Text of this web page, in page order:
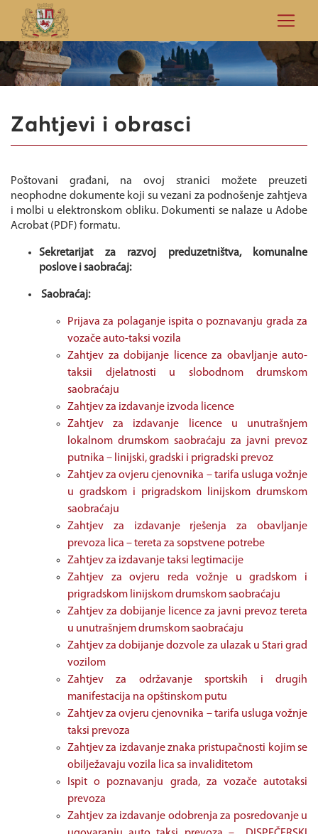
Zahtjevi i obrasci
Poštovani građani, na ovoj stranici možete preuzeti
neophodne dokumente koji su vezani za podnošenje zahtjeva
i molbi u elektronskom obliku. Dokumenti se nalaze u Adobe
Acrobat (PDF) formatu.
Sekretarijat za razvoj preduzetništva, komunalne
poslove i saobraćaj:
Saobraćaj:
Prijava za polaganje ispita o poznavanju grada za
vozače auto-taksi vozila
Zahtjev za dobijanje licence za obavljanje auto-
taksii djelatnosti u slobodnom drumskom
saobraćaju
Zahtjev za izdavanje izvoda licence
Zahtjev za izdavanje licence u unutrašnjem
lokalnom drumskom saobraćaju za javni prevoz
putnika – linijski, gradski i prigradski prevoz
Zahtjev za ovjeru cjenovnika – tarifa usluga vožnje
u gradskom i prigradskom linijskom drumskom
saobraćaju
Zahtjev za izdavanje rješenja za obavljanje
prevoza lica – tereta za sopstvene potrebe
Zahtjev za izdavanje taksi legtimacije
Zahtjev za ovjeru reda vožnje u gradskom i
prigradskom linijskom drumskom saobraćaju
Zahtjev za dobijanje licence za javni prevoz tereta
u unutrašnjem drumskom saobraćaju
Zahtjev za dobijanje dozvole za ulazak u Stari grad
vozilom
Zahtjev za održavanje sportskih i drugih
manifestacija na opštinskom putu
Zahtjev za ovjeru cjenovnika – tarifa usluga vožnje
taksi prevoza
Zahtjev za izdavanje znaka pristupačnosti kojim se
obilježavaju vozila lica sa invaliditetom
Ispit o poznavanju grada, za vozače autotaksi
prevoza
Zahtjev za izdavanje odobrenja za posredovanje u